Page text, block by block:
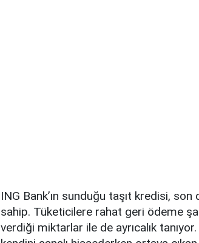
ING Bank’ın sunduğu taşıt kredisi, son
sahip. Tüketicilere rahat geri ödeme
verdiği miktarlar ile de ayrıcalık